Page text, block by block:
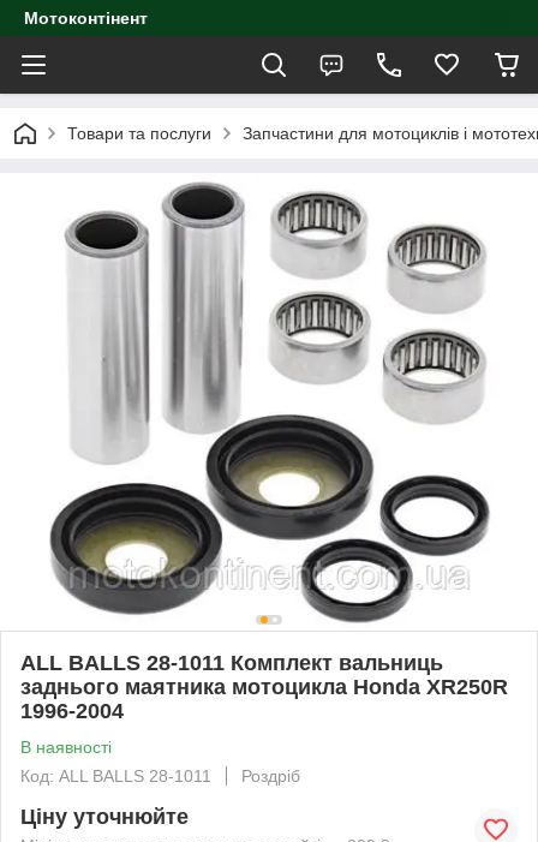
Мотоконтінент
Товари та послуги Запчастини для мотоциклів і
ALL BALLS 28-1011 Комплект вальниць
заднього маятника мотоцикла Honda XR250R
1996-2004
В наявності
Код: ALL BALLS 28-1011
Роздріб
Ціну уточнюйте